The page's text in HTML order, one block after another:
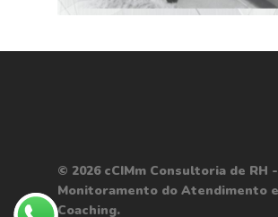
© 2026 cCIMm Consultoria de RH -
Monitoramento do Atendimento e
Coaching.